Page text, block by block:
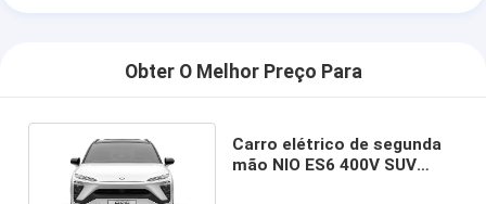
Obter O Melhor Preço Para
Carro elétrico de segunda
mão NIO ES6 400V SUV